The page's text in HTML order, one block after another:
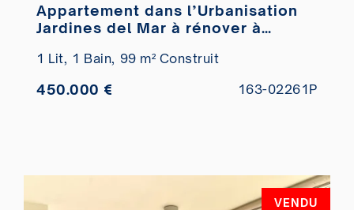
Appartement dans l’Urbanisation
Jardines del Mar à rénover à
1 Lit, 1 Bain, 99 m² Construit
450.000 € 163-02261P
VENDU